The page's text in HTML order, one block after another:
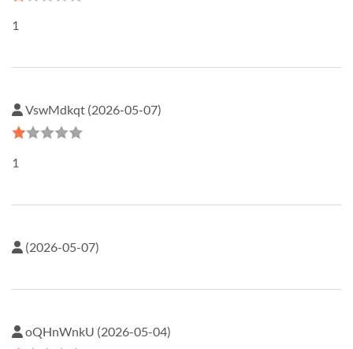
1
VswMdkqt (2026-05-07)
1
(2026-05-07)
oQHnWnkU (2026-05-04)